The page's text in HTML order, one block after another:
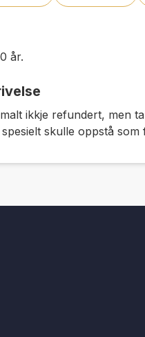
år.
ikkje refundert, men
skulle oppstå